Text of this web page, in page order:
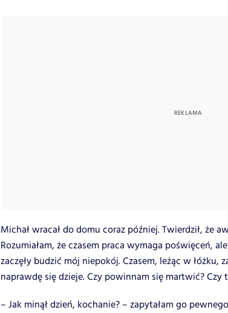
Michał wracał do domu coraz później. Twierdził, że
Rozumiałam, że czasem praca wymaga poświęceń,
zaczęły budzić mój niepokój. Czasem, leżąc w łóżku,
naprawdę się dzieje. Czy powinnam się martwić?
– Jak minął dzień, kochanie? – zapytałam go